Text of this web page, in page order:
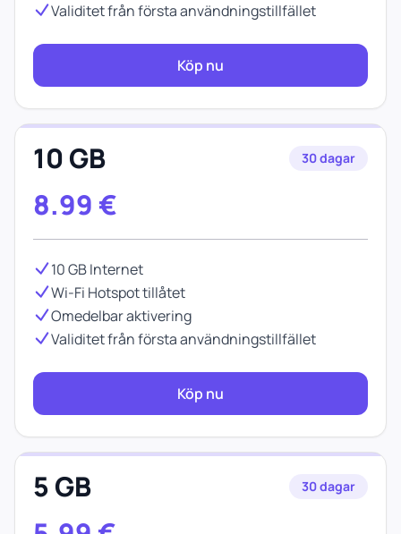
Validitet från första användningstillfället
Köp nu
10 GB 30 dagar
8.99 €
10 GB Internet
Wi-Fi Hotspot tillåtet
Omedelbar aktivering
Validitet från första användningstillfället
Köp nu
5 GB 30 dagar